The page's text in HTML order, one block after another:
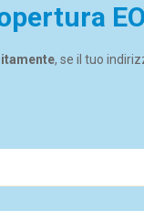
, se il tuo